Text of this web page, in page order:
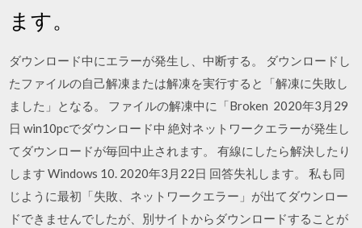
ます。
ダウンロード中にエラーが発生し、中断する。 ダウンロードし
たファイルの自己解凍または解凍を実行すると「解凍に失敗し
ました」となる。 ファイルの解凍中に「Broken 2020年3月29
日 win10pcでダウンロード中 絶対ネットワークエラーが発生し
てダウンロードが毎回中止されます。 有線にしたら解決したり
します Windows 10. 2020年3月22日 回答失礼します。 私も同
じように最初「失敗、ネットワークエラー」が出てダウンロー
ドできませんでしたが、別サイトからダウンロードすることが